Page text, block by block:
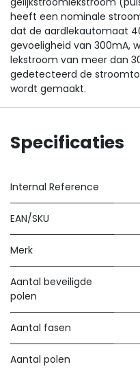
heeft een nominale
dat de aardlekautomaat
gevoeligheid van 300mA,
lekstroom van meer dan
gedetecteerd de
wordt gemaakt.
Specificaties
Internal Reference
EAN/SKU
Merk
Aantal beveiligde
polen
Aantal fasen
Aantal polen